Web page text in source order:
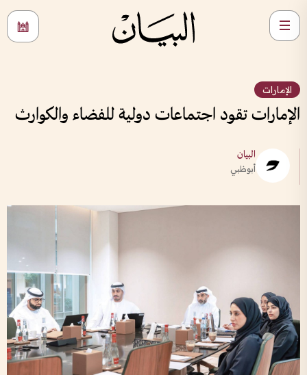
الإمارات
الإمارات تقود اجتماعات دولية للفضاء والكوارث
البيان
أبوظبي